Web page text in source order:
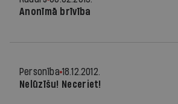
Anonīmā brīvība
Personība 18.12.2012.
Nelūzīšu! Neceriet!